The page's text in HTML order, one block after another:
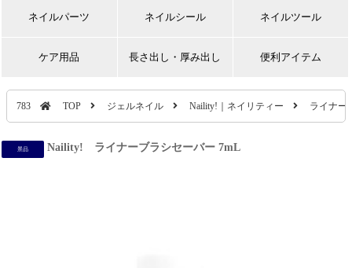
ネイルパーツ ネイルシール ネイルツール
ケア用品 長さ出し・厚み出し 便利アイテム
783 TOP ジェルネイル Naility!｜ネイリティー ライナー
景品 Naility! ライナーブラシセーバー 7mL